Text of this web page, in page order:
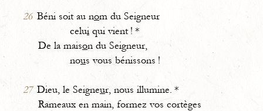
26 Béni soit au nom du Seigneur
celui qui vient ! *
De la maison du Seigneur,
nous vous bénissons !
27 Dieu, le Seigneur, nous illumine. *
Rameaux en main, formez vos cortèges